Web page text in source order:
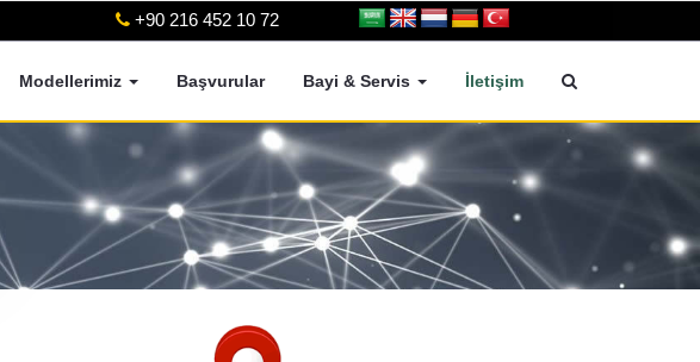
+90 216 452 10 72
Modellerimiz Başvurular Bayi & Servis İletişim